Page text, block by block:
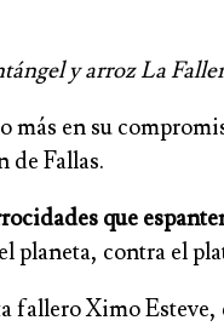
y arroz La
más en su
de Fallas.
que
planeta, contra el
fallero Ximo